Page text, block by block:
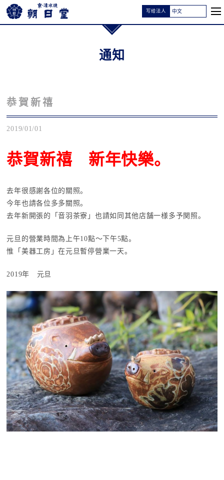
写给法人
通知
恭賀新禧
2019/01/01
恭賀新禧 新年快樂。
去年很感謝各位的關照。
今年也請各位多多關照。
去年新開張的「音羽茶寮」也請如同其他店舗一様多予関照。
元旦的營業時間為上午10點～下午5點。
惟「美器工房」在元旦暫停營業一天。
2019年 元旦